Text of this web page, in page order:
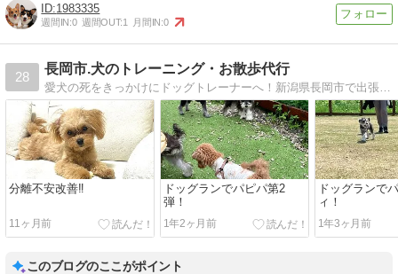
1983335
週間IN:0 週間OUT:1 月間IN:0
28
長岡市.犬のトレーニング・お散歩代行
愛犬の死をきっかけにドッグトレーナーへ！新潟県長岡市で出張ドッグトレーニングやってます。愛犬と飼い主さんとの生活が穏やかで充実した日々でありますように…
分離不安改善‼️
11ヶ月前
ドッグランでパピパ第2
弾！
1年2ヶ月前
ドッグランで
ィ！
1年3ヶ月前
このブログのここがポイント